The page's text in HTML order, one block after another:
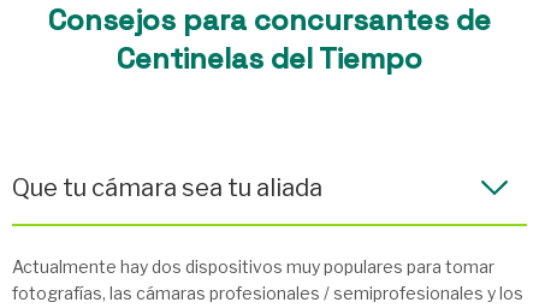
Consejos para concursantes de
Centinelas del Tiempo
Que tu cámara sea tu aliada
Actualmente hay dos dispositivos muy populares para tomar
fotografías, las cámaras profesionales / semiprofesionales y los